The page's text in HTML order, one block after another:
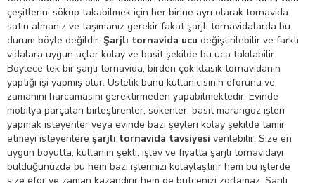
çeşitlerini söküp takabilmek için her birine ayrı olarak tornavida
satın almanız ve taşımanız gerekir fakat şarjlı tornavidalarda bu
durum böyle değildir. Şarjlı tornavida ucu değiştirilebilir ve farklı
vidalara uygun uçlar kolay ve basit şekilde bu uca takılabilir.
Böylece tek bir şarjlı tornavida, birden çok klasik tornavidanın
yaptığı işi yapmış olur. Üstelik bunu kullanıcısının eforunu ve
zamanını harcamasını gerektirmeden yapabilmektedir. Evinde
mobilya parçaları birleştirenler, sökenler, basit marangoz işleri
yapmak isteyenler veya evinde bazı şeyleri kolay şekilde tamir
etmeyi isteyenlere şarjlı tornavida tavsiyesi verilebilir. Size en
uygun boyutta, kullanım şekli, işlev ve fiyatta şarjlı tornavidayı
bulduğunuzda bu hem bazı işlerinizi kolaylaştırır hem bu işlerde